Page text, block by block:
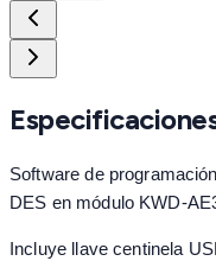
Software de
DES en módulo KWD-
Incluye llave centinela